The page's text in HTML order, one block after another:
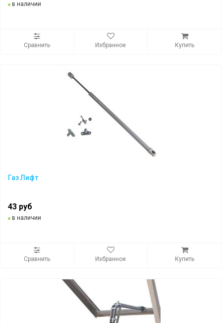
в наличии
Сравнить Избранное Купить
Газ Лифт
43 руб
в наличии
Сравнить Избранное Купить